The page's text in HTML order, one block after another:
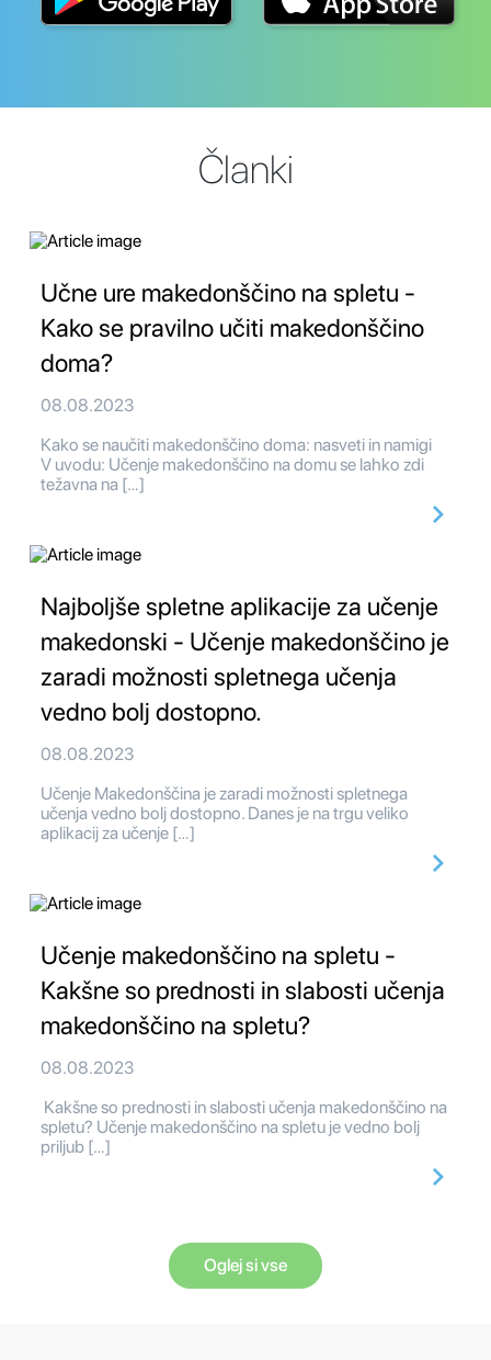
Članki
Učne ure makedonščino na spletu -
Kako se pravilno učiti makedonščino
doma?
08.08.2023
Kako se naučiti makedonščino doma: nasveti in namigi
V uvodu: Učenje makedonščino na domu se lahko zdi
težavna na […]
Najboljše spletne aplikacije za učenje
makedonski - Učenje makedonščino je
zaradi možnosti spletnega učenja
vedno bolj dostopno.
08.08.2023
Učenje Makedonščina je zaradi možnosti spletnega
učenja vedno bolj dostopno. Danes je na trgu veliko
aplikacij za učenje […]
Učenje makedonščino na spletu -
Kakšne so prednosti in slabosti učenja
makedonščino na spletu?
08.08.2023
Kakšne so prednosti in slabosti učenja makedonščino na
spletu? Učenje makedonščino na spletu je vedno bolj
priljub […]
Oglej si vse